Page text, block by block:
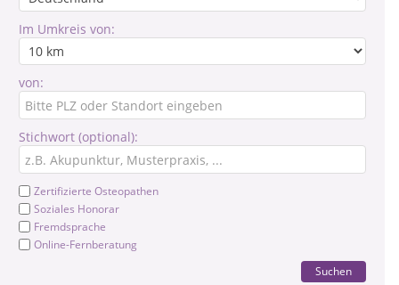
Im Umkreis von:
von:
Stichwort (optional):
Zertifizierte Osteopathen
Soziales Honorar
Fremdsprache
Online-Fernberatung
Suchen